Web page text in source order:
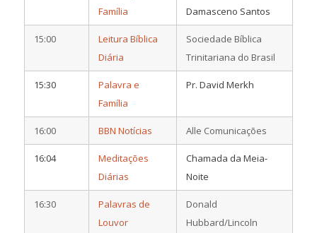
Família
Damasceno Santos
15:00
Leitura Bíblica
Diária
Sociedade Bíblica
Trinitariana do Brasil
15:30
Palavra e
Família
Pr. David Merkh
16:00 BBN Notícias Alle Comunicações
16:04
Meditações
Diárias
Chamada da Meia-
Noite
16:30
Palavras de
Louvor
Donald
Hubbard/Lincoln